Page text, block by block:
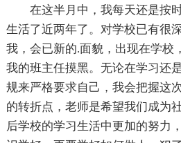
在这半月中，我每天还是按
生活了近两年了。对学校已有很
我，会已新的.面貌，出现在学校
我的班主任摸黑。无论在学习还
规来严格要求自己，我会把握这
的转折点，老师是希望我们成为
后学校的学习生活中更加的努力